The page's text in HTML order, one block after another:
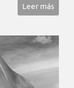
Leer más